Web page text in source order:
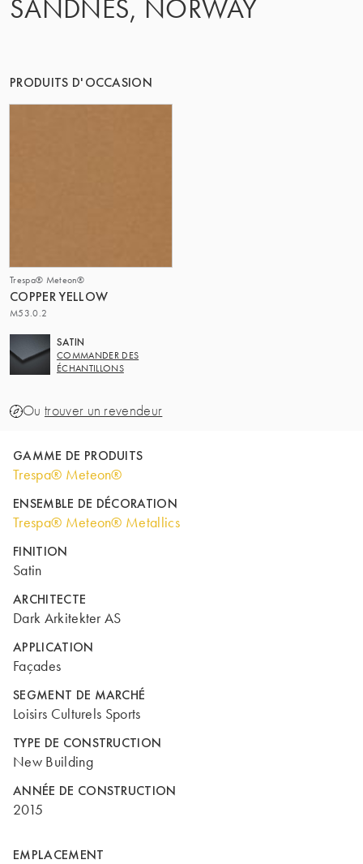
SANDNES, NORWAY
PRODUITS D'OCCASION
Trespa® Meteon®
COPPER YELLOW
M53.0.2
SATIN
COMMANDER DES
ÉCHANTILLONS
Ou trouver un revendeur
GAMME DE PRODUITS
Trespa® Meteon®
ENSEMBLE DE DÉCORATION
Trespa® Meteon® Metallics
FINITION
Satin
ARCHITECTE
Dark Arkitekter AS
APPLICATION
Façades
SEGMENT DE MARCHÉ
Loisirs Culturels Sports
TYPE DE CONSTRUCTION
New Building
ANNÉE DE CONSTRUCTION
2015
EMPLACEMENT